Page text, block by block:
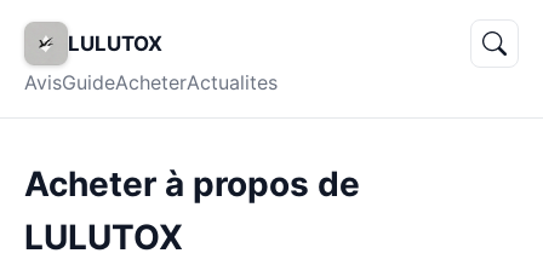
LULUTOX
AvisGuideAcheterActualites
Acheter à propos de
LULUTOX